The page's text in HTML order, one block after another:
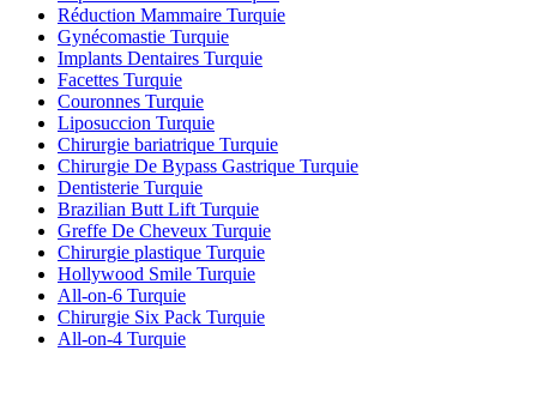
Réduction Mammaire Turquie
Gynécomastie Turquie
Implants Dentaires Turquie
Facettes Turquie
Couronnes Turquie
Liposuccion Turquie
Chirurgie bariatrique Turquie
Chirurgie De Bypass Gastrique Turquie
Dentisterie Turquie
Brazilian Butt Lift Turquie
Greffe De Cheveux Turquie
Chirurgie plastique Turquie
Hollywood Smile Turquie
All-on-6 Turquie
Chirurgie Six Pack Turquie
All-on-4 Turquie